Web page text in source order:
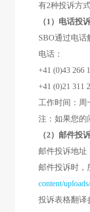
有2种投诉方
（1）电话投
SBO通过电
电话：
+41 (0)43 266
+41 (0)21 311
工作时间：周
注：如果您的
（2）邮件投
邮件投诉地址
邮件投诉时，
content/
投诉表格翻译